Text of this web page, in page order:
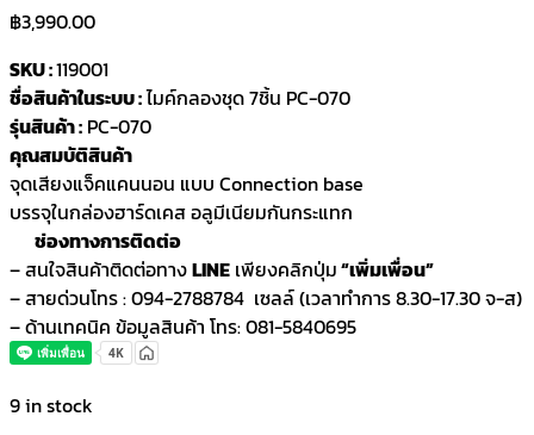
฿3,990.00
SKU :119001
ชื่อสินค้าในระบบ :ไมค์กลองชุด 7ชิ้น PC-070
รุ่นสินค้า : PC-070
คุณสมบัติสินค้า
จุดเสียงแจ็คแคนนอน แบบ Connection base
บรรจุในกล่องฮาร์ดเคส อลูมีเนียมกันกระแทก
ช่องทางการติดต่อ
– สนใจสินค้าติดต่อทางLINE เพียงคลิกปุ่ม“เพิ่มเพื่อน”
– สายด่วนโทร : 094-2788784 เซลล์ (เวลาทำการ 8.30-17.30 จ-ส)
– ด้านเทคนิค ข้อมูลสินค้า โทร: 081-5840695
9 in stock